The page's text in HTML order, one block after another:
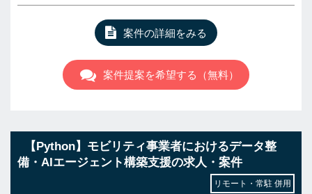
案件の詳細をみる
案件提案を希望する（無料）
【Python】モビリティ事業者におけるデータ整
備・AIエージェント構築支援の求人・案件
リモート・常駐 併用